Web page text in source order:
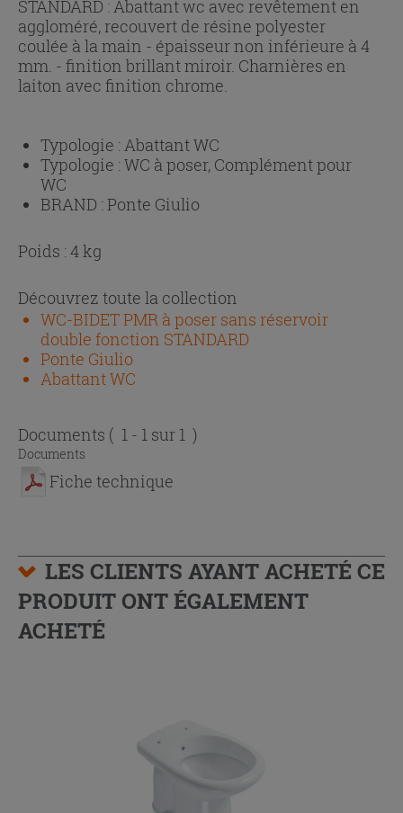
STANDARD : Abattant wc avec revêtement en
aggloméré, recouvert de résine polyester
coulée à la main - épaisseur non inférieure à 4
mm. - finition brillant miroir. Charnières en
laiton avec finition chrome.
Typologie :Abattant WC
Typologie :WC à poser, Complément pour
WC
BRAND :Ponte Giulio
Poids : 4 kg
Découvrez toute la collection
WC-BIDET PMR à poser sans réservoir
double fonction STANDARD
Ponte Giulio
Abattant WC
Documents ( 1 - 1 sur 1 )
Documents
Fiche technique
LES CLIENTS AYANT ACHETÉ CE
PRODUIT ONT ÉGALEMENT
ACHETÉ